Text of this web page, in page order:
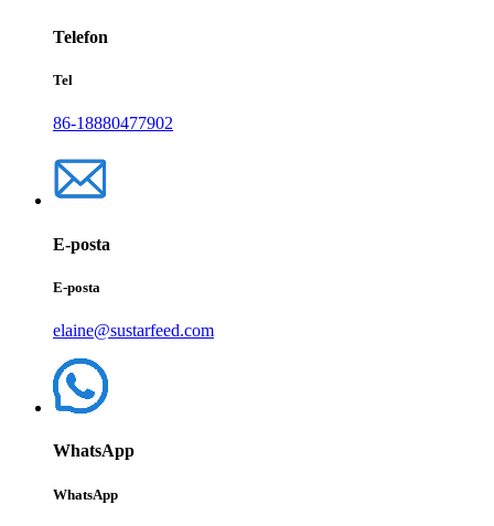
Telefon
Tel
86-18880477902
E-posta
E-posta
elaine@sustarfeed.com
WhatsApp
WhatsApp